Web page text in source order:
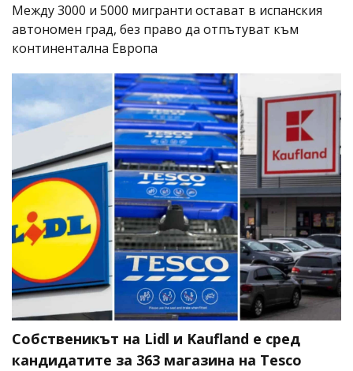
Между 3000 и 5000 мигранти остават в испанския
автономен град, без право да отпътуват към
континентална Европа
Собственикът на Lidl и Kaufland е сред
кандидатите за 363 магазина на Tesco